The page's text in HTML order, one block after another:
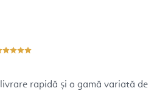
rapidă și o gamă variată de